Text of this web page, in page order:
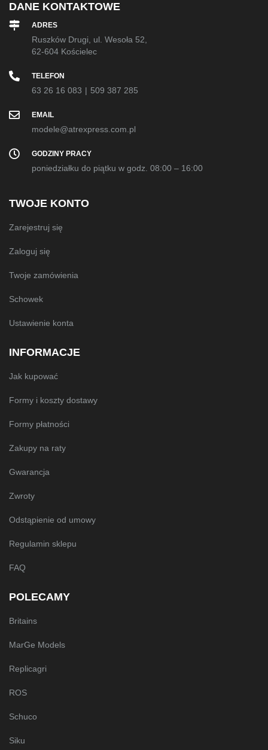
DANE KONTAKTOWE
ADRES
Ruszków Drugi, ul. Wesoła 52,
62-604 Kościelec
TELEFON
63 26 16 083 | 509 387 285
EMAIL
modele@atrexpress.com.pl
GODZINY PRACY
poniedziałku do piątku w godz. 08:00 – 16:00
TWOJE KONTO
Zarejestruj się
Zaloguj się
Twoje zamówienia
Schowek
Ustawienie konta
INFORMACJE
Jak kupować
Formy i koszty dostawy
Formy płatności
Zakupy na raty
Gwarancja
Zwroty
Odstąpienie od umowy
Regulamin sklepu
FAQ
POLECAMY
Britains
MarGe Models
Replicagri
ROS
Schuco
Siku